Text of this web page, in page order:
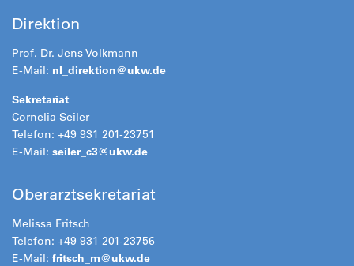
Direktion
Prof. Dr. Jens Volkmann
E-Mail: nl_direktion@ukw.de
Sekretariat
Cornelia Seiler
Telefon: +49 931 201-23751
E-Mail: seiler_c3@ukw.de
Oberarztsekretariat
Melissa Fritsch
Telefon: +49 931 201-23756
E-Mail: fritsch_m@ukw.de